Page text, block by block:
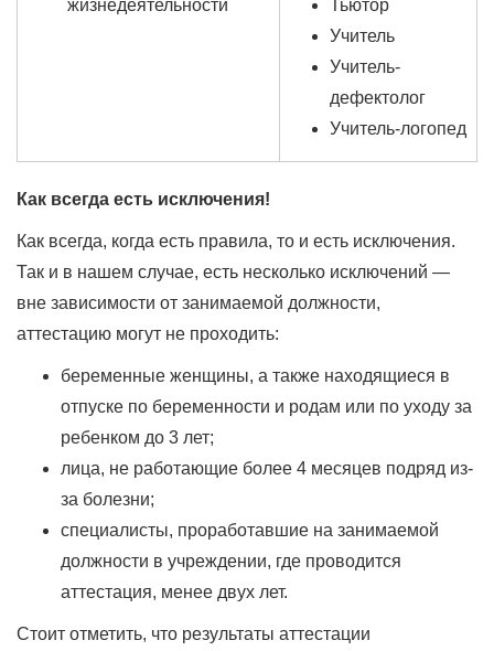
жизнедеятельности
Тьютор
Учитель
Учитель-
дефектолог
Учитель-логопед
Как всегда есть исключения!
Как всегда, когда есть правила, то и есть исключения.
Так и в нашем случае, есть несколько исключений —
вне зависимости от занимаемой должности,
аттестацию могут не проходить:
беременные женщины, а также находящиеся в
отпуске по беременности и родам или по уходу за
ребенком до 3 лет;
лица, не работающие более 4 месяцев подряд из-
за болезни;
специалисты, проработавшие на занимаемой
должности в учреждении, где проводится
аттестация, менее двух лет.
Стоит отметить, что результаты аттестации